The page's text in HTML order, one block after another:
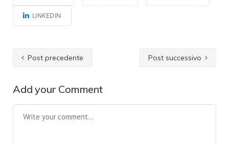
LINKEDIN
Post precedente Post successivo
Add your Comment